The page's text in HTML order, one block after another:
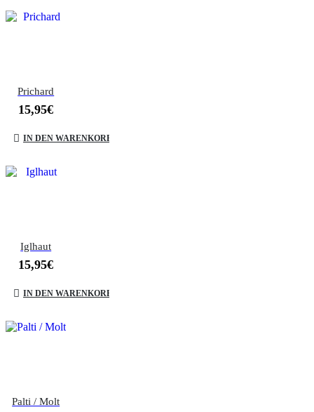
Prichard
15,95€
IN DEN WARENKORB
Iglhaut
15,95€
IN DEN WARENKORB
Palti / Molt